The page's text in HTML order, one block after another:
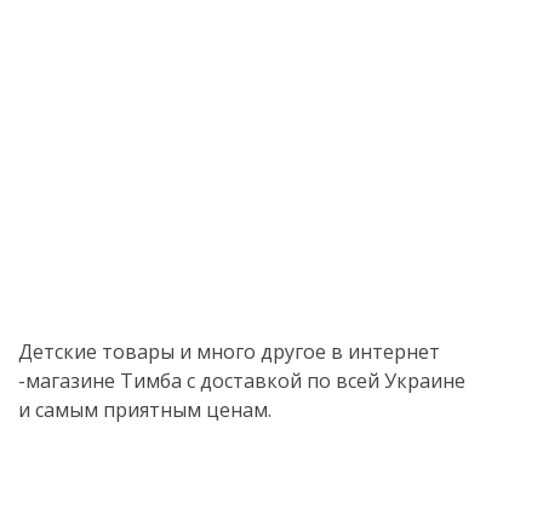
Детские товары и много другое в интернет
-магазине Тимба с доставкой по всей Украине
и самым приятным ценам.